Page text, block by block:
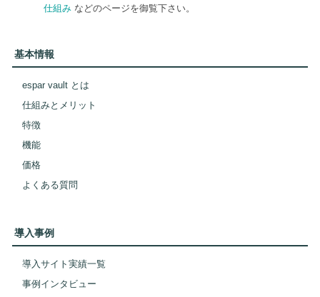
基本情報
espar vault とは
仕組みとメリット
特徴
機能
価格
よくある質問
導入事例
導入サイト実績一覧
事例インタビュー
仕組み などのページを御覧下さい。